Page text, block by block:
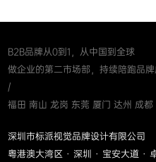
B2B品牌从0到1，从中国到全球
做企业的第二市场部，持续陪跑品
/
福田 南山 龙岗 东莞 厦门 达州 成都
深圳市标派视觉品牌设计有限公司
粤港澳大湾区 · 深圳 · 宝安大道 ·